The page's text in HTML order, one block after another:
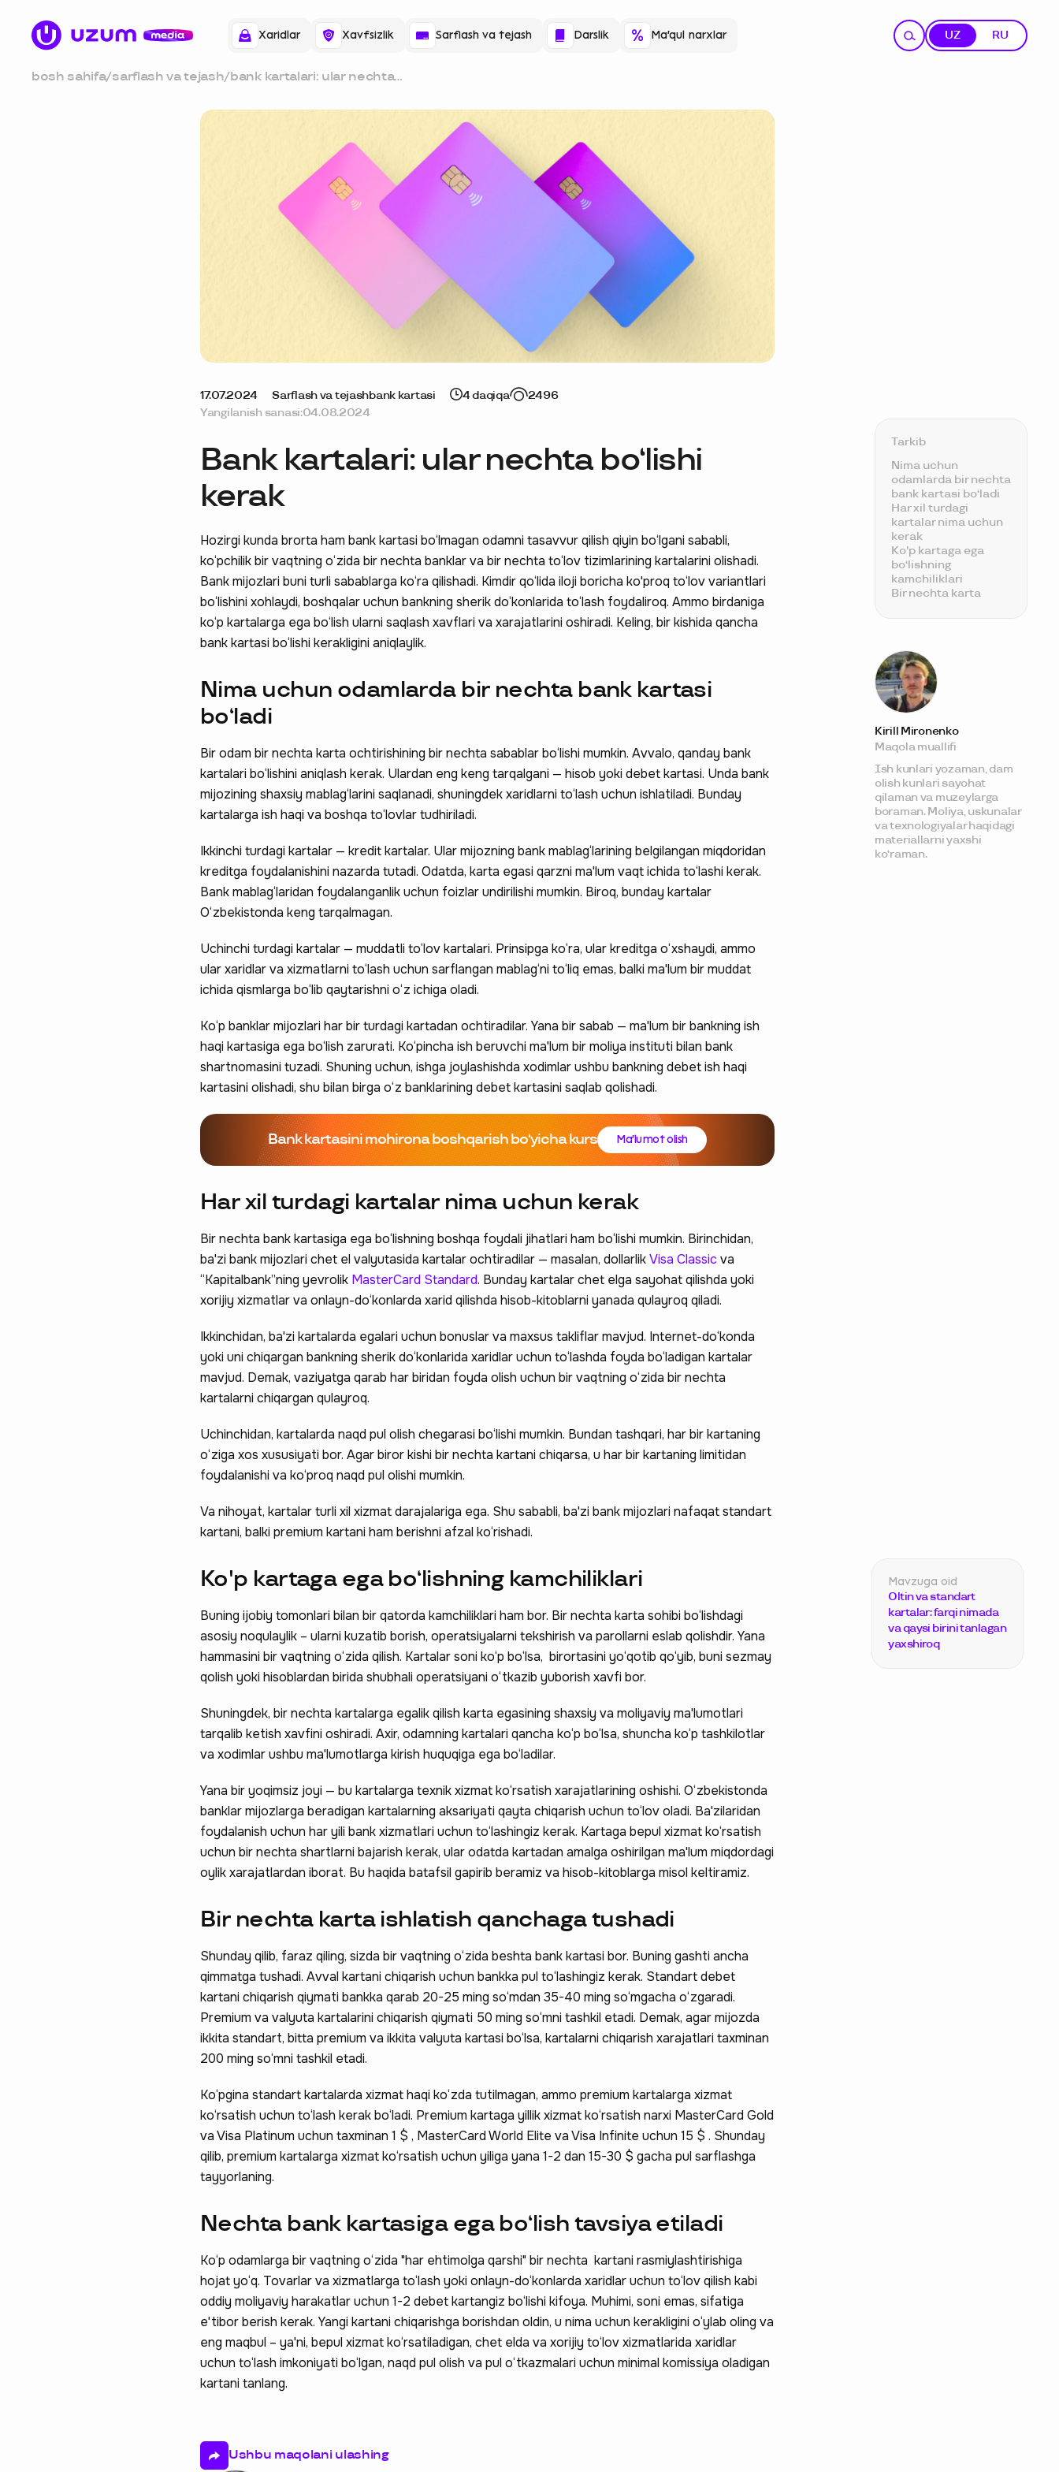
Xaridlar Xavfsizlik Sarflash va tejash Darslik Ma'qul narxlar UZ RU
bosh sahifa/sarflash va tejash/bank kartalari: ular nechta
17.07.2024 Sarflash va tejashbank kartasi 4 daqiqa
2496
Yangilanish sanasi:04.08.2024
Bank kartalari: ular nechta bo‘lishi
kerak
Hozirgi kunda brorta ham bank kartasi bo‘lmagan odamni tasavvur qilish qiyin bo‘lgani sababli,
ko‘pchilik bir vaqtning o‘zida bir nechta banklar va bir nechta to‘lov tizimlarining kartalarini olishadi.
Bank mijozlari buni turli sabablarga ko‘ra qilishadi. Kimdir qo‘lida iloji boricha ko'proq to‘lov variantlari
bo‘lishini xohlaydi, boshqalar uchun bankning sherik do‘konlarida to‘lash foydaliroq. Ammo birdaniga
ko‘p kartalarga ega bo‘lish ularni saqlash xavflari va xarajatlarini oshiradi. Keling, bir kishida qancha
bank kartasi bo‘lishi kerakligini aniqlaylik.
Nima uchun odamlarda bir nechta bank kartasi
bo‘ladi
Bir odam bir nechta karta ochtirishining bir nechta sabablar bo‘lishi mumkin. Avvalo, qanday bank
kartalari bo‘lishini aniqlash kerak. Ulardan eng keng tarqalgani — hisob yoki debet kartasi. Unda bank
mijozining shaxsiy mablag‘larini saqlanadi, shuningdek xaridlarni to‘lash uchun ishlatiladi. Bunday
kartalarga ish haqi va boshqa to‘lovlar tudhiriladi.
Ikkinchi turdagi kartalar — kredit kartalar. Ular mijozning bank mablag‘larining belgilangan miqdoridan
kreditga foydalanishini nazarda tutadi. Odatda, karta egasi qarzni ma'lum vaqt ichida to‘lashi kerak.
Bank mablag‘laridan foydalanganlik uchun foizlar undirilishi mumkin. Biroq, bunday kartalar
O‘zbekistonda keng tarqalmagan.
Uchinchi turdagi kartalar — muddatli to‘lov kartalari. Prinsipga ko‘ra, ular kreditga o‘xshaydi, ammo
ular xaridlar va xizmatlarni to‘lash uchun sarflangan mablag‘ni to‘liq emas, balki ma'lum bir muddat
ichida qismlarga bo‘lib qaytarishni o‘z ichiga oladi.
Ko‘p banklar mijozlari har bir turdagi kartadan ochtiradilar. Yana bir sabab — ma'lum bir bankning ish
haqi kartasiga ega bo‘lish zarurati. Ko‘pincha ish beruvchi ma'lum bir moliya instituti bilan bank
shartnomasini tuzadi. Shuning uchun, ishga joylashishda xodimlar ushbu bankning debet ish haqi
kartasini olishadi, shu bilan birga o‘z banklarining debet kartasini saqlab qolishadi.
Bank kartasini mohirona boshqarish boʻyicha kurs Ma'lumot olish
Har xil turdagi kartalar nima uchun kerak
Bir nechta bank kartasiga ega bo‘lishning boshqa foydali jihatlari ham bo‘lishi mumkin. Birinchidan,
ba'zi bank mijozlari chet el valyutasida kartalar ochtiradilar — masalan, dollarlikVisa Classic va
“Kapitalbank”ning yevrolik MasterCard Standard. Bunday kartalar chet elga sayohat qilishda yoki
xorijiy xizmatlar va onlayn-do‘konlarda xarid qilishda hisob-kitoblarni yanada qulayroq qiladi.
Ikkinchidan, ba'zi kartalarda egalari uchun bonuslar va maxsus takliflar mavjud. Internet-do‘konda
yoki uni chiqargan bankning sherik do‘konlarida xaridlar uchun to‘lashda foyda bo‘ladigan kartalar
mavjud. Demak, vaziyatga qarab har biridan foyda olish uchun bir vaqtning o‘zida bir nechta
kartalarni chiqargan qulayroq.
Uchinchidan, kartalarda naqd pul olish chegarasi bo‘lishi mumkin. Bundan tashqari, har bir kartaning
o‘ziga xos xususiyati bor. Agar biror kishi bir nechta kartani chiqarsa, u har bir kartaning limitidan
foydalanishi va ko‘proq naqd pul olishi mumkin.
Va nihoyat, kartalar turli xil xizmat darajalariga ega. Shu sababli, ba'zi bank mijozlari nafaqat standart
kartani, balki premium kartani ham berishni afzal ko‘rishadi.
Oltin va standart
kartalar: farqi nimada
va qaysi birini tanlagan
yaxshiroq
Ko'p kartaga ega bo‘lishning kamchiliklari
Buning ijobiy tomonlari bilan bir qatorda kamchiliklari ham bor. Bir nechta karta sohibi bo‘lishdagi
asosiy noqulaylik – ularni kuzatib borish, operatsiyalarni tekshirish va parollarni eslab qolishdir. Yana
hammasini bir vaqtning o‘zida qilish. Kartalar soni ko‘p bo‘lsa, birortasini yo‘qotib qo‘yib, buni sezmay
qolish yoki hisoblardan birida shubhali operatsiyani o‘tkazib yuborish xavfi bor.
Shuningdek, bir nechta kartalarga egalik qilish karta egasining shaxsiy va moliyaviy ma'lumotlari
tarqalib ketish xavfini oshiradi. Axir, odamning kartalari qancha ko‘p bo‘lsa, shuncha ko‘p tashkilotlar
va xodimlar ushbu ma'lumotlarga kirish huquqiga ega bo‘ladilar.
Yana bir yoqimsiz joyi — bu kartalarga texnik xizmat ko‘rsatish xarajatlarining oshishi. O‘zbekistonda
banklar mijozlarga beradigan kartalarning aksariyati qayta chiqarish uchun to‘lov oladi. Ba'zilaridan
foydalanish uchun har yili bank xizmatlari uchun to‘lashingiz kerak. Kartaga bepul xizmat ko‘rsatish
uchun bir nechta shartlarni bajarish kerak, ular odatda kartadan amalga oshirilgan ma'lum miqdordagi
oylik xarajatlardan iborat. Bu haqida batafsil gapirib beramiz va hisob-kitoblarga misol keltiramiz.
Bir nechta karta ishlatish qanchaga tushadi
Shunday qilib, faraz qiling, sizda bir vaqtning o‘zida beshta bank kartasi bor. Buning gashti ancha
qimmatga tushadi. Avval kartani chiqarish uchun bankka pul to‘lashingiz kerak. Standart debet
kartani chiqarish qiymati bankka qarab 20-25 ming so‘mdan 35-40 ming so‘mgacha o‘zgaradi.
Premium va valyuta kartalarini chiqarish qiymati 50 ming so‘mni tashkil etadi. Demak, agar mijozda
ikkita standart, bitta premium va ikkita valyuta kartasi bo‘lsa, kartalarni chiqarish xarajatlari taxminan
200 ming so‘mni tashkil etadi.
Ko‘pgina standart kartalarda xizmat haqi ko‘zda tutilmagan, ammo premium kartalarga xizmat
ko‘rsatish uchun to‘lash kerak bo‘ladi. Premium kartaga yillik xizmat ko‘rsatish narxi MasterCard Gold
va Visa Platinum uchun taxminan 1 $ , MasterCard World Elite va Visa Infinite uchun 15 $ . Shunday
qilib, premium kartalarga xizmat ko‘rsatish uchun yiliga yana 1-2 dan 15-30 $ gacha pul sarflashga
tayyorlaning.
Nechta bank kartasiga ega bo‘lish tavsiya etiladi
Ko‘p odamlarga bir vaqtning o‘zida "har ehtimolga qarshi" bir nechta kartani rasmiylashtirishiga
hojat yo‘q. Tovarlar va xizmatlarga to‘lash yoki onlayn-do‘konlarda xaridlar uchun to‘lov qilish kabi
oddiy moliyaviy harakatlar uchun 1-2 debet kartangiz bo‘lishi kifoya. Muhimi, soni emas, sifatiga
e'tibor berish kerak. Yangi kartani chiqarishga borishdan oldin, u nima uchun kerakligini o‘ylab oling va
eng maqbul – ya'ni, bepul xizmat ko‘rsatiladigan, chet elda va xorijiy to‘lov xizmatlarida xaridlar
uchun to‘lash imkoniyati bo‘lgan, naqd pul olish va pul o‘tkazmalari uchun minimal komissiya oladigan
kartani tanlang.
Tarkib
Nima uchun
odamlarda bir nechta
bank kartasi bo‘ladi
Har xil turdagi
kartalar nima uchun
kerak
Ko'p kartaga ega
bo‘lishning
kamchiliklari
Bir nechta karta
kartasiga ega bo‘lish
tavsiya etiladi
Kirill Mironenko
Maqola muallifi
Ish kunlari yozaman, dam
olish kunlari sayohat
qilaman va muzeylarga
boraman. Moliya, uskunalar
va texnologiyalar haqidagi
materiallarni yaxshi
ko‘raman.
Ushbu maqolani ulashing
Ravnaqimizga hissa qo'shing —
so‘rovnomada qatnashing ❤️
boshlash